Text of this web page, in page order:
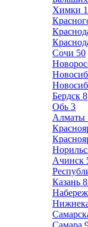
Химки
Сочи 50
Бердск 8
Обь 3
Алматы
Ачинск
Казань
Самара